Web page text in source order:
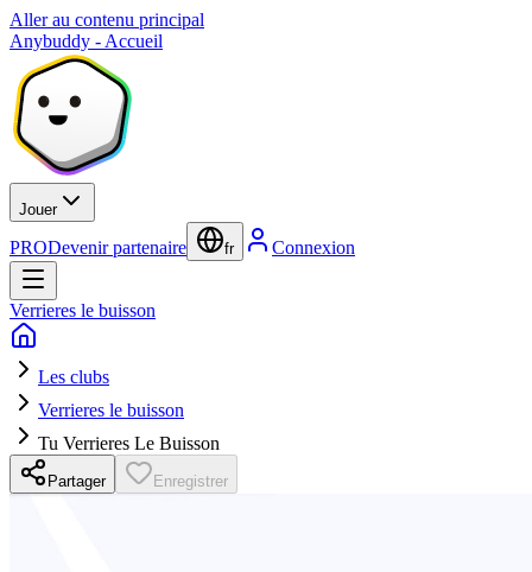
Aller au contenu principal
Anybuddy - Accueil
Jouer
PRODevenir partenaire fr Connexion
Verrieres le buisson
Les clubs
Verrieres le buisson
Tu Verrieres Le Buisson
Partager Enregistrer